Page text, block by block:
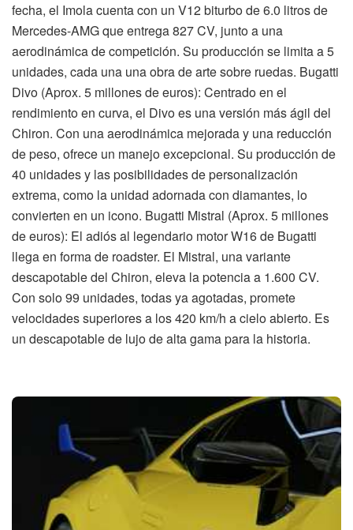
fecha, el Imola cuenta con un V12 biturbo de 6.0 litros de
Mercedes-AMG que entrega 827 CV, junto a una
aerodinámica de competición. Su producción se limita a 5
unidades, cada una una obra de arte sobre ruedas. Bugatti
Divo (Aprox. 5 millones de euros): Centrado en el
rendimiento en curva, el Divo es una versión más ágil del
Chiron. Con una aerodinámica mejorada y una reducción
de peso, ofrece un manejo excepcional. Su producción de
40 unidades y las posibilidades de personalización
extrema, como la unidad adornada con diamantes, lo
convierten en un icono. Bugatti Mistral (Aprox. 5 millones
de euros): El adiós al legendario motor W16 de Bugatti
llega en forma de roadster. El Mistral, una variante
descapotable del Chiron, eleva la potencia a 1.600 CV.
Con solo 99 unidades, todas ya agotadas, promete
velocidades superiores a los 420 km/h a cielo abierto. Es
un descapotable de lujo de alta gama para la historia.